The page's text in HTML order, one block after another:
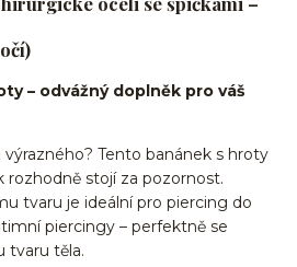
– odvážný doplněk pro váš
Tento banánek s hroty
rozhodně stojí za pozornost.
tvaru je ideální pro piercing do
piercingy – perfektně se
tvaru těla.